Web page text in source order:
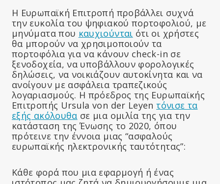
Η Ευρωπαϊκή Επιτροπή προβάλλει συχνά
την ευκολία του ψηφιακού πορτοφολιού, με
μηνύματα που καυχιούνται ότι οι χρήστες
θα μπορούν να χρησιμοποιούν τα
πορτοφόλια για να κάνουν check-in σε
ξενοδοχεία, να υποβάλλουν φορολογικές
δηλώσεις, να νοικιάζουν αυτοκίνητα και να
ανοίγουν με ασφάλεια τραπεζικούς
λογαριασμούς. Η πρόεδρος της Ευρωπαϊκής
Επιτροπής Ursula von der Leyenτόνισε τα
εξής ακόλουθα σε μια ομιλία της για την
κατάσταση της Ένωσης το 2020, όπου
πρότεινε την έννοια μιας “ασφαλούς
ευρωπαϊκής ηλεκτρονικής ταυτότητας”:
Κάθε φορά που μια εφαρμογή ή ένας